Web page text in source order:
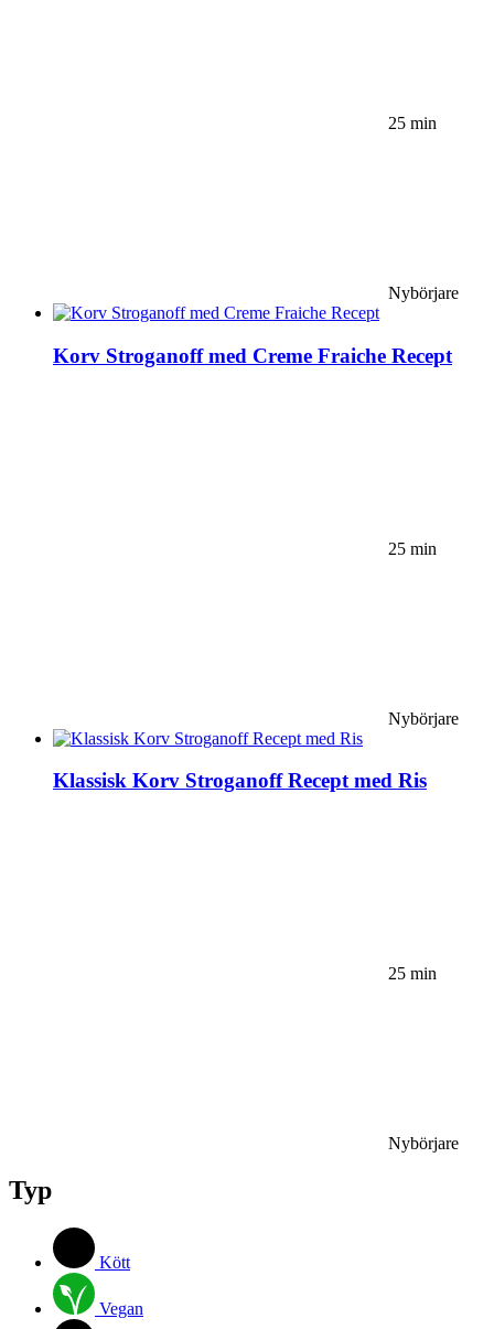
25 min
Nybörjare
Korv Stroganoff med Creme Fraiche Recept
25 min
Nybörjare
Klassisk Korv Stroganoff Recept med Ris
25 min
Nybörjare
Typ
Kött
Vegan